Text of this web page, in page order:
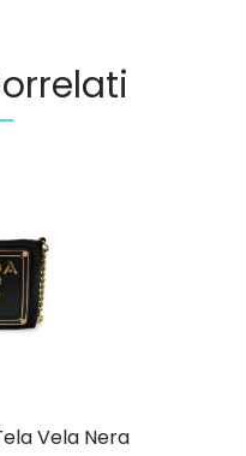
Vela Nera